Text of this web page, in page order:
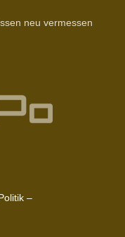
neu vermessen
–